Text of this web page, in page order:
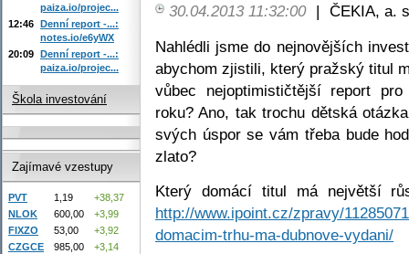
30.04.2013 11:32:00 | ČEKIA, a.
Nahlédli jsme do nejnovějších
abychom zjistili, který pražský titul
vůbec nejoptimističtější report
roku? Ano, tak trochu dětská
svých úspor se vám třeba bude
zlato?
Který domácí titul má největší
http://www.ipoint.cz/zpravy/
domacim-trhu-ma-dubnove-vydani/
paiza.io/projec...
12:46 Denní report -...:
notes.io/e6yWX
20:09 Denní report -...:
paiza.io/projec...
Škola investování
Zajímavé vzestupy
PVT 1,19
+38,37
NLOK
600,00
+3,99
FIXZO
53,00
+3,92
CZGCE
985,00
+3,14